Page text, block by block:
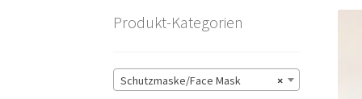
Produkt-Kategorien
×
Schutzmaske/Face Mask